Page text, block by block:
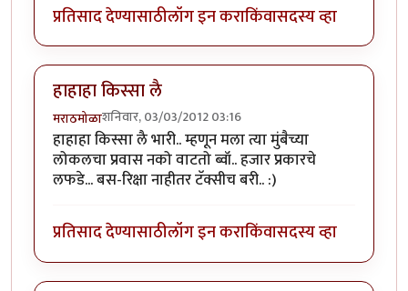
प्रतिसाद देण्यासाठीलॉग इन कराकिंवासदस्य व्हा
हाहाहा किस्सा लै
मराठमोळाशनिवार, 03/03/2012 03:16
हाहाहा किस्सा लै भारी.. म्हणून मला त्या मुंबैच्या
लोकलचा प्रवास नको वाटतो ब्वॉ.. हजार प्रकारचे
लफडे... बस-रिक्षा नाहीतर टॅक्सीच बरी.. :)
प्रतिसाद देण्यासाठीलॉग इन कराकिंवासदस्य व्हा